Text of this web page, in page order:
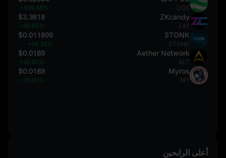
DOS
+559.88%
ZKcandy
ZAY
$3.3618
+86.65%
STONK
STONK
$0.011899
+44.38%
Aether Network
AET
$0.0189
+35.00%
Myros
MY
$0.0189
+26.00%
أعلى الرابحين